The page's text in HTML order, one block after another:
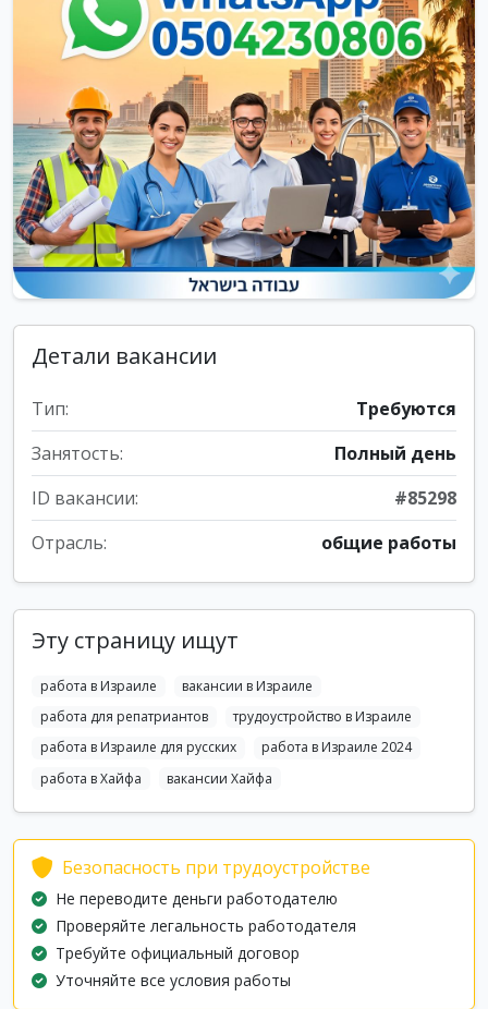
Детали вакансии
Тип:
Требуются
Занятость:
Полный день
ID вакансии:
#85298
Отрасль:
общие работы
Эту страницу ищут
работа в Израиле
вакансии в Израиле
работа для репатриантов
трудоустройство в Израиле
работа в Израиле для русских
работа в Израиле 2024
работа в Хайфа
вакансии Хайфа
Безопасность при трудоустройстве
Не переводите деньги работодателю
Проверяйте легальность работодателя
Требуйте официальный договор
Уточняйте все условия работы